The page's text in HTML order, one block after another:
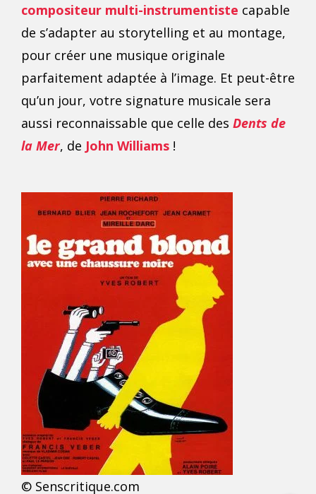
compositeur multi-instrumentiste capable
de s’adapter au storytelling et au montage,
pour créer une musique originale
parfaitement adaptée à l’image. Et peut-être
qu’un jour, votre signature musicale sera
aussi reconnaissable que celle des Dents de
la Mer, de John Williams !
© Senscritique.com